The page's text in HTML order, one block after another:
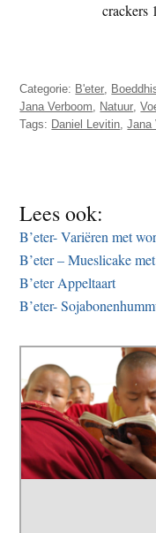
Categorie: B'eter,
Jana Verboom, Natuur,
Tags: Daniel Levitin,Jana
Lees ook:
B’eter- Variëren met
B’eter – Mueslicake
B’eter Appeltaart
B’eter-